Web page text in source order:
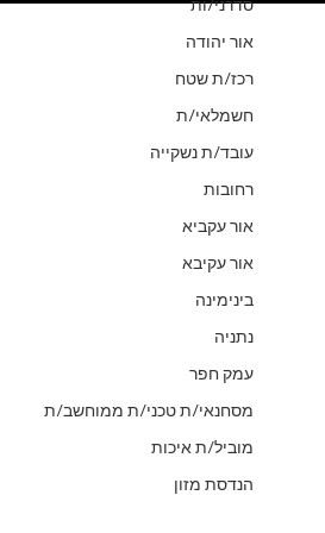
סדרני/ות
אור יהודה
רכז/ת שטח
חשמלאי/ת
עובד/ת נשקייה
רחובות
אור עקביא
אור עקיבא
בינימינה
נתניה
עמק חפר
מסחנאי/ת טכני/ת ממוחשב/ת
מוביל/ת איכות
הנדסת מזון